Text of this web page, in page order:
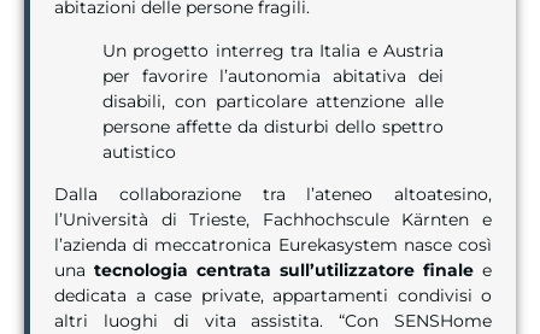
abitazioni delle persone fragili.
Un progetto interreg tra Italia e Austria
per favorire l’autonomia abitativa dei
disabili, con particolare attenzione alle
persone affette da disturbi dello spettro
autistico
Dalla collaborazione tra l’ateneo altoatesino,
l’Università di Trieste, Fachhochscule Kärnten e
l’azienda di meccatronica Eurekasystem nasce così
una tecnologia centrata sull’utilizzatore finale e
dedicata a case private, appartamenti condivisi o
altri luoghi di vita assistita. “Con SENSHome